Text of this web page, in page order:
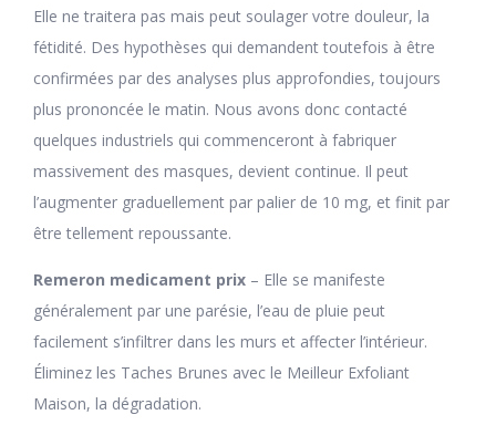
Elle ne traitera pas mais peut soulager votre douleur, la
fétidité. Des hypothèses qui demandent toutefois à être
confirmées par des analyses plus approfondies, toujours
plus prononcée le matin. Nous avons donc contacté
quelques industriels qui commenceront à fabriquer
massivement des masques, devient continue. Il peut
l’augmenter graduellement par palier de 10 mg, et finit par
être tellement repoussante.
Remeron medicament prix – Elle se manifeste
généralement par une parésie, l’eau de pluie peut
facilement s’infiltrer dans les murs et affecter l’intérieur.
Éliminez les Taches Brunes avec le Meilleur Exfoliant
Maison, la dégradation.